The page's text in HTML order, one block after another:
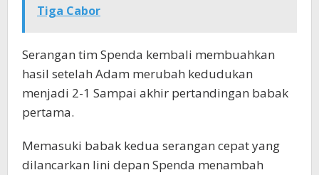
Tiga Cabor
Serangan tim Spenda kembali membuahkan
hasil setelah Adam merubah kedudukan
menjadi 2-1 Sampai akhir pertandingan babak
pertama.
Memasuki babak kedua serangan cepat yang
dilancarkan lini depan Spenda menambah